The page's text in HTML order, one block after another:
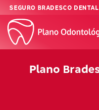
Skip
content
SEGURO BRADESCO DENTAL
Plano